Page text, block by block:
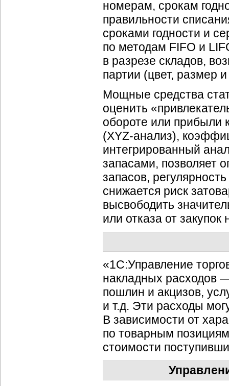
номерам, срокам
правильности
сроками годности и
по методам FIFO и
в разрезе складов,
партии (цвет, размер и
Мощные средства
оценить
обороте или прибыли
(XYZ-анализ),
интегрированный
запасами, позволяет
запасов,
снижается риск
высвободить
или отказа от
«1С:Управление
накладных расходов
пошлин и акцизов,
и т.д. Эти расходы
В зависимости от
по товарным
стоимости